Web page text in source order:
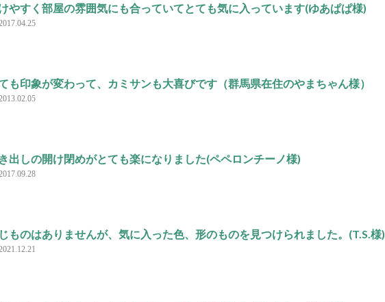
やすく部屋の雰囲気にも合っていてとても気に入っています(ゆあぱぱ様)
も印象が変わって、カミサンも大喜びです（群馬県在住のやまちゃん様）
出しの開け閉めがとても楽になりました(ペペロンチーノ様)
ものはありませんが、気に入った色、形のものを見つけられました。(T.S.様)